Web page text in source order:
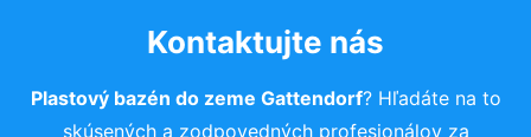
Kontaktujte nás
Plastový bazén do zeme Gattendorf? Hľadáte na to
skúsených a zodpovedných profesionálov za